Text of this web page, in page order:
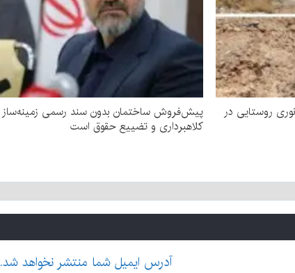
فیبرنوری روستایی در
پیش‌فروش ساختمان بدون سند رسمی زمینه‌ساز
کلاهبرداری و تضییع حقوق است
آدرس ایمیل شما منتشر نخواهد شد.